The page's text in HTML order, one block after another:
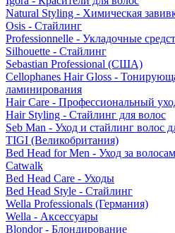
Natural Styling - Химическая
Osis - Стайлинг
Professionnelle - Укладочные
Silhouette - Стайлинг
Sebastian Professional (США)
Cellophanes Hair Gloss -
ламинирования
Hair Care - Профессиональный
Hair Styling - Стайлинг для волос
Seb Man - Уход и стайлинг волос
TIGI (Великобритания)
Bed Head for Men - Уход за
Catwalk
Bed Head Care - Уходы
Bed Head Style - Стайлинг
Wella Professionals (Германия)
Wella - Аксессуары
Blondor - Блондирование